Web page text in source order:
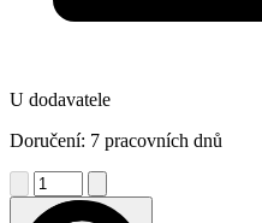
U dodavatele
Doručení: 7 pracovních dnů